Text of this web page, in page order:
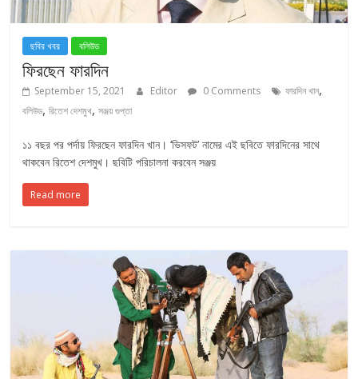
ছবির খবর বলিউড
ফিরছেন ফারদিন
September 15, 2021 Editor 0 Comments ফারদিন খান,
বলিউড,রিতেশ দেশমুখ,সঞ্জয় গুপ্তা
১১ বছর পর পর্দায় ফিরছেন ফারদিন খান। ‘ভিসফট’ নামের এই ছবিতে ফারদিনের সাথে
থাকবেন রিতেশ দেশমুখ। ছবিটি পরিচালনা করবেন সঞ্জয়
Read more